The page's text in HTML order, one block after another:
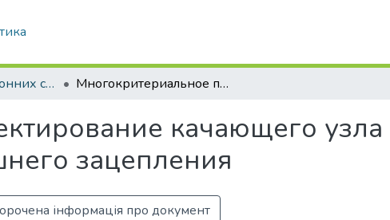
Кафедра мехатронних систем тракторів та сільскогосподарських машин Многокритериальное проектирование качающего узла шестеренного насоса внешнего зацепления
качающего узла
зацепления
інформація про документ